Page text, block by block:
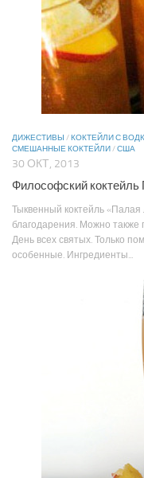
ДИЖЕСТИВЫ /КОКТЕЙЛИ С
СМЕШАННЫЕ КОКТЕЙЛИ/США
30 ОКТ, 2013
Философский коктейль
Тыквенный коктейль «Палая
благодарения. Можно
День всех святых. Только
особенные. Ингредиенты...